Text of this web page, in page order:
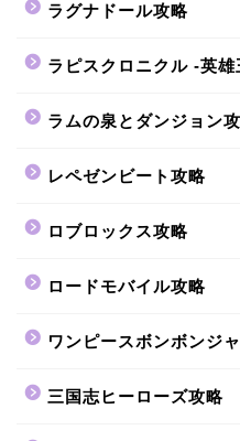
ラグナドール攻略
ラピスクロニクル -英雄
ラムの泉とダンジョン
レペゼンビート攻略
ロブロックス攻略
ロードモバイル攻略
ワンピースボンボンジ
三国志ヒーローズ攻略